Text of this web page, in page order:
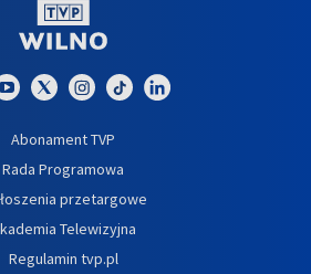
Abonament TVP
Rada Programowa
przetargowe
Telewizyjna
Regulamin tvp.pl